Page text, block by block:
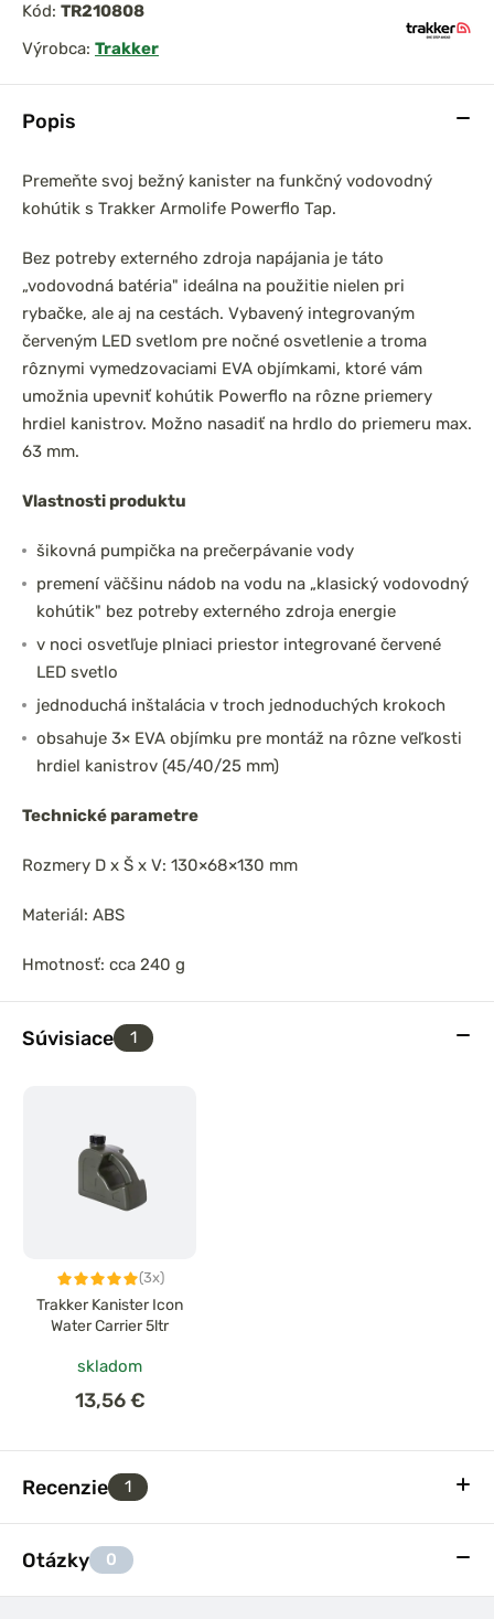
Popis
Premeňte svoj bežný kanister na funkčný vodovodný
kohútik s Trakker Armolife Powerflo Tap.
Bez potreby externého zdroja napájania je táto
„vodovodná batéria" ideálna na použitie nielen pri
rybačke, ale aj na cestách. Vybavený integrovaným
červeným LED svetlom pre nočné osvetlenie a troma
rôznymi vymedzovaciami EVA objímkami, ktoré vám
umožnia upevniť kohútik Powerflo na rôzne priemery
hrdiel kanistrov. Možno nasadiť na hrdlo do priemeru max.
63 mm.
Vlastnosti produktu
šikovná pumpička na prečerpávanie vody
premení väčšinu nádob na vodu na „klasický vodovodný
kohútik" bez potreby externého zdroja energie
v noci osvetľuje plniaci priestor integrované červené
LED svetlo
jednoduchá inštalácia v troch jednoduchých krokoch
obsahuje 3× EVA objímku pre montáž na rôzne veľkosti
hrdiel kanistrov (45/40/25 mm)
Technické parametre
Rozmery D x Š x V: 130×68×130 mm
Materiál: ABS
Hmotnosť: cca 240 g
Súvisiace 1
(3x)
Trakker Kanister Icon
Water Carrier 5ltr
skladom
13,56 €
Recenzie 1
Otázky 0
Kód: TR210808
Výrobca: Trakker